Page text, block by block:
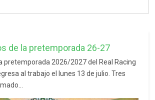
de la pretemporada 26-27
pretemporada 2026/2027 del Real Racing
al trabajo el lunes 13 de julio. Tres